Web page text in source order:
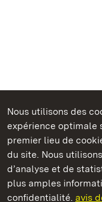
Nous utilisons des
expérience optimale
premier lieu de
du site. Nous
d’analyse et de
plus amples
confidentialité. avis
Châteaux et
Staatliche Schlösser